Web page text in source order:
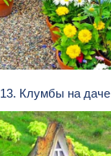
13. Клумбы на даче